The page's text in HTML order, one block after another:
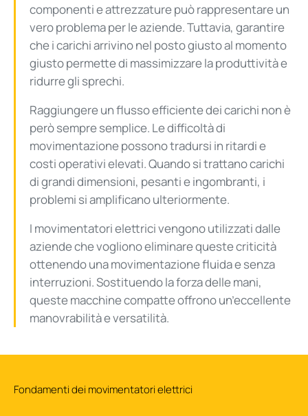
componenti e attrezzature può rappresentare un
vero problema per le aziende. Tuttavia, garantire
che i carichi arrivino nel posto giusto al momento
giusto permette di massimizzare la produttività e
ridurre gli sprechi.
Raggiungere un flusso efficiente dei carichi non è
però sempre semplice. Le difficoltà di
movimentazione possono tradursi in ritardi e
costi operativi elevati. Quando si trattano carichi
di grandi dimensioni, pesanti e ingombranti, i
problemi si amplificano ulteriormente.
I movimentatori elettrici vengono utilizzati dalle
aziende che vogliono eliminare queste criticità
ottenendo una movimentazione fluida e senza
interruzioni. Sostituendo la forza delle mani,
queste macchine compatte offrono un’eccellente
manovrabilità e versatilità.
Fondamenti dei movimentatori elettrici